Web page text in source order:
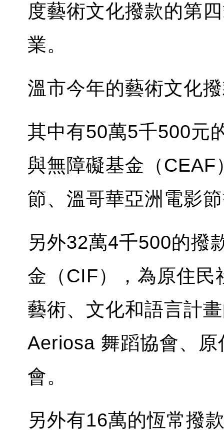
度藝術文化撥款的第
業。
溫市今年的藝術文化
其中有50萬5千500元
與無障礙基金（
節、溫哥華亞洲電影
另外32萬4千500的撥
金（CIF），為原住民
藝術、文化和語言計
Aeriosa 舞蹈協會、
會。
另外有16萬的恆常撥